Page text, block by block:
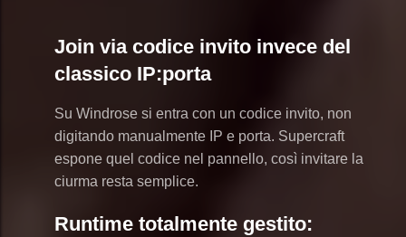
Join via codice invito invece del
classico IP:porta
Su Windrose si entra con un codice invito, non
digitando manualmente IP e porta. Supercraft
espone quel codice nel pannello, così invitare la
ciurma resta semplice.
Runtime totalmente gestito: